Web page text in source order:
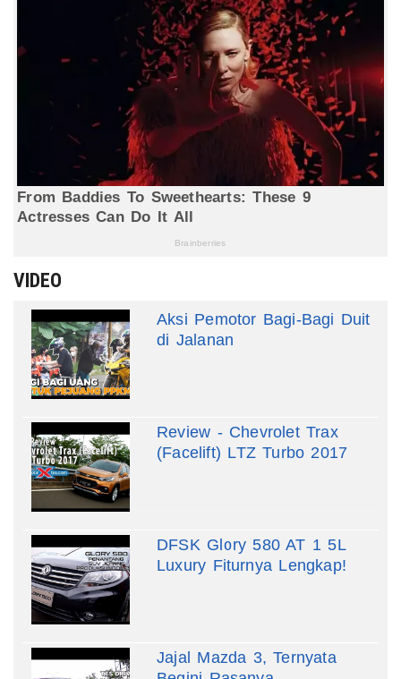
VIDEO
Aksi Pemotor Bagi-Bagi Duit
di Jalanan
Review - Chevrolet Trax
(Facelift) LTZ Turbo 2017
DFSK Glory 580 AT 1 5L
Luxury Fiturnya Lengkap!
Jajal Mazda 3, Ternyata